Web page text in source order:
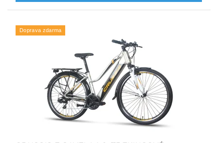
Doprava zdarma